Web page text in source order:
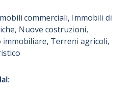
commerciali, Immobili di
Nuove costruzioni,
immobiliare, Terreni agricoli,
JPG - larghezza 300
JPG - larghezza 300
con altri agenti